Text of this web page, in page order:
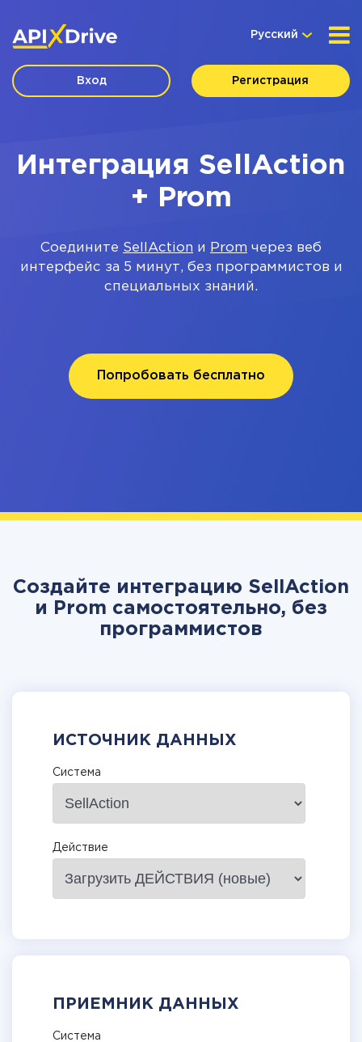
Русский
Вход Регистрация
Интеграция SellAction
+ Prom
Соедините SellAction и Prom через веб
интерфейс за 5 минут, без программистов и
специальных знаний.
Попробовать бесплатно
Создайте интеграцию SellAction
и Prom самостоятельно, без
программистов
ИСТОЧНИК ДАННЫХ
Система
Действие
ПРИЕМНИК ДАННЫХ
Система